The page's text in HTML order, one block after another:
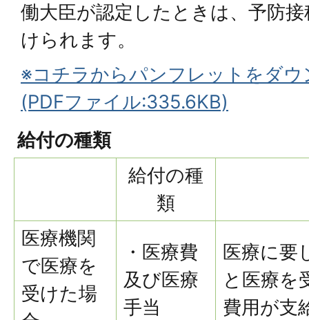
働大臣が認定したときは、予防
けられます。
※コチラからパンフレットをダ
(PDFファイル:335.6KB)
給付の種類
給付の種
類
医療機関
で医療を
受けた場
・医療費
及び医療
手当
医療に要
と医療を
費用が支